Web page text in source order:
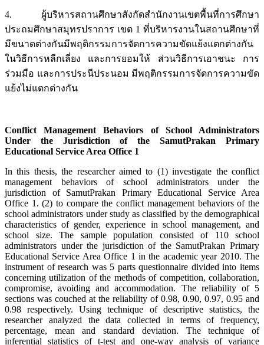
4. ผู้บริหารสถานศึกษาสังกัดสำนักงานเขตพื้นที่การศึกษา
ประถมศึกษาสมุทรปราการ เขต 1 ที่บริหารงานในสถานศึกษาที่
มีขนาดต่างกันมีพฤติกรรมการจัดการความขัดแย้งแตกต่างกัน
ในวิธีการหลีกเลี่ยง และการยอมให้ ส่วนวิธีการเอาชนะ การ
ร่วมมือ และการประนีประนอม มีพฤติกรรมการจัดการความขัด
แย้งไม่แตกต่างกัน
Conflict Management Behaviors of School Administrators
Under the Jurisdiction of the SamutPrakan Primary
Educational Service Area Office 1
In this thesis, the researcher aimed to (1) investigate the conflict
management behaviors of school administrators under the
jurisdiction of SamutPrakan Primary Educational Service Area
Office 1. (2) to compare the conflict management behaviors of the
school administrators under study as classified by the demographical
characteristics of gender, experience in school management, and
school size. The sample population consisted of 110 school
administrators under the jurisdiction of the SamutPrakan Primary
Educational Service Area Office 1 in the academic year 2010. The
instrument of research was 5 parts questionnaire divided into items
concerning utilization of the methods of competition, collaboration,
compromise, avoiding and accommodation. The reliability of 5
sections was couched at the reliability of 0.98, 0.90, 0.97, 0.95 and
0.98 respectively. Using technique of descriptive statistics, the
researcher analyzed the data collected in terms of frequency,
percentage, mean and standard deviation. The technique of
inferential statistics of t-test and one-way analysis of variance